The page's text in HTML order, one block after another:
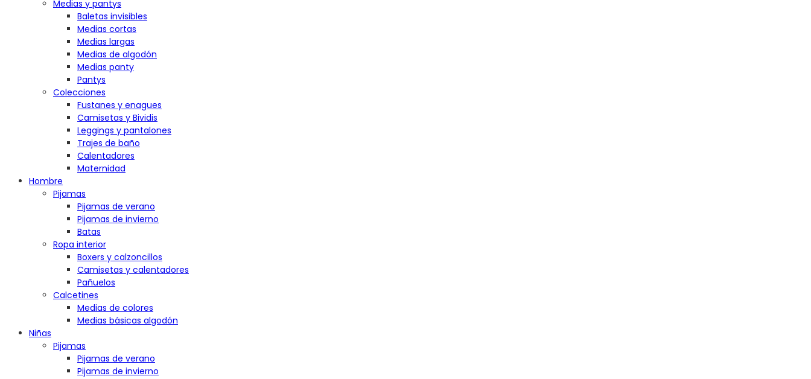
Medias y pantys
Baletas invisibles
Medias cortas
Medias largas
Medias de algodón
Medias panty
Pantys
Colecciones
Fustanes y enagues
Camisetas y Bividis
Leggings y pantalones
Trajes de baño
Calentadores
Maternidad
Hombre
Pijamas
Pijamas de verano
Pijamas de invierno
Batas
Ropa interior
Boxers y calzoncillos
Camisetas y calentadores
Pañuelos
Calcetines
Medias de colores
Medias básicas algodón
Niñas
Pijamas
Pijamas de verano
Pijamas de invierno